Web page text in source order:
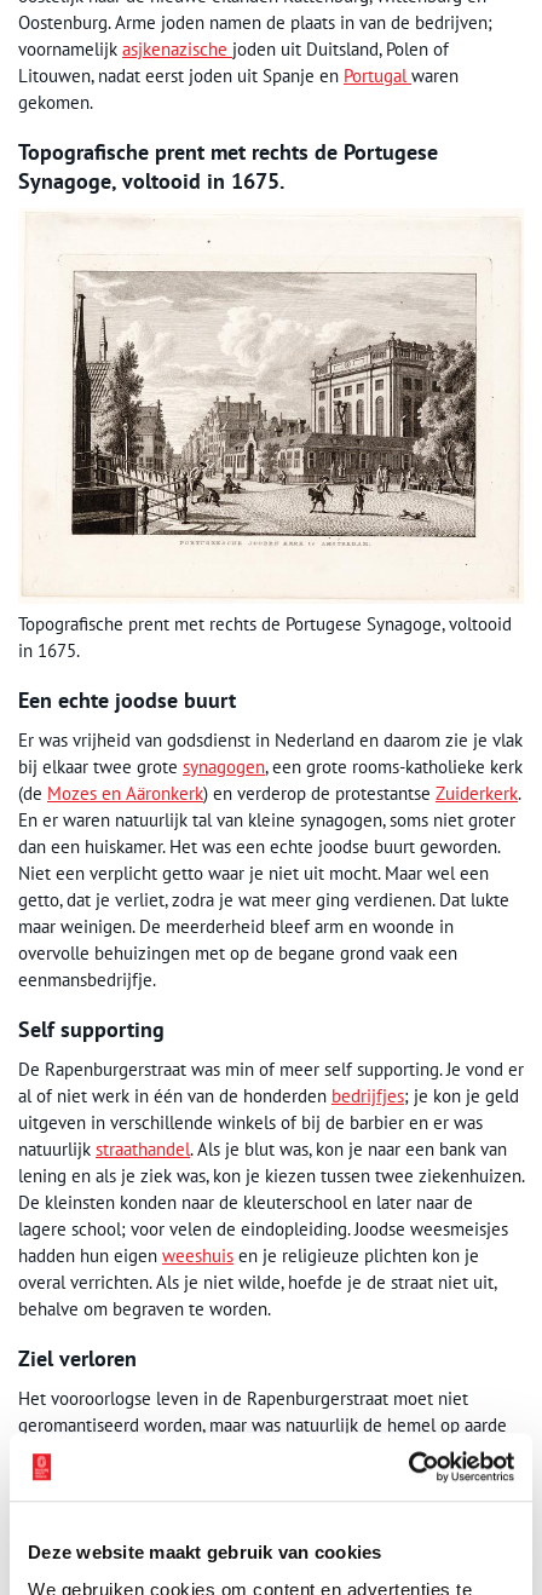
Deze website maakt gebruik van cookies
We gebruiken cookies om content en advertenties te
Oostenburg. Arme joden namen de plaats in van de bedrijven;
voornamelijk asjkenazische joden uit Duitsland, Polen of
Litouwen, nadat eerst joden uit Spanje en Portugalwaren
gekomen.
Topografische prent met rechts de Portugese
Synagoge, voltooid in 1675.
Topografische prent met rechts de Portugese Synagoge, voltooid
in 1675.
Een echte joodse buurt
Er was vrijheid van godsdienst in Nederland en daarom zie je vlak
bij elkaar twee grote synagogen, een grote rooms-katholieke kerk
(de Mozes en Aäronkerk) en verderop de protestantse Zuiderkerk.
En er waren natuurlijk tal van kleine synagogen, soms niet groter
dan een huiskamer. Het was een echte joodse buurt geworden.
Niet een verplicht getto waar je niet uit mocht. Maar wel een
getto, dat je verliet, zodra je wat meer ging verdienen. Dat lukte
maar weinigen. De meerderheid bleef arm en woonde in
overvolle behuizingen met op de begane grond vaak een
eenmansbedrijfje.
Self supporting
De Rapenburgerstraat was min of meer self supporting. Je vond er
al of niet werk in één van de honderden bedrijfjes; je kon je geld
uitgeven in verschillende winkels of bij de barbier en er was
natuurlijk straathandel. Als je blut was, kon je naar een bank van
lening en als je ziek was, kon je kiezen tussen twee ziekenhuizen.
De kleinsten konden naar de kleuterschool en later naar de
lagere school; voor velen de eindopleiding. Joodse weesmeisjes
hadden hun eigen weeshuis en je religieuze plichten kon je
overal verrichten. Als je niet wilde, hoefde je de straat niet uit,
behalve om begraven te worden.
Ziel verloren
Het vooroorlogse leven in de Rapenburgerstraat moet niet
geromantiseerd worden, maar was natuurlijk de hemel op aarde
vergeleken met de
die de Duitsers brachten.
Bijna duizend joden uit deze straat werden vermoord en de straat
en de hele joodse buurt was zijn ziel verloren. Nu, een
geschiedenis laat zich niet gemakkelijk wegpoetsen.